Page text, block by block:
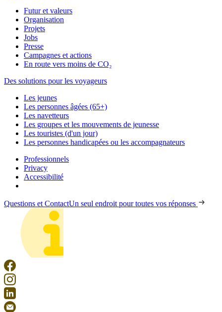
Futur et valeurs
Organisation
Projets
Jobs
Presse
Campagnes et actions
En route vers moins de CO₂
Des solutions pour les voyageurs
Les jeunes
Les personnes âgées (65+)
Les navetteurs
Les groupes et les mouvements de jeunesse
Les touristes (d'un jour)
Les personnes handicapées ou les accompagnateurs
Professionnels
Privacy
Accessibilité
Questions et ContactUn seul endroit pour toutes vos réponses